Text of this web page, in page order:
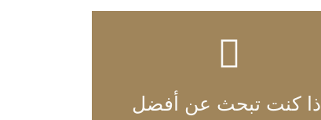
إذا كنت تبحث عن أفضل